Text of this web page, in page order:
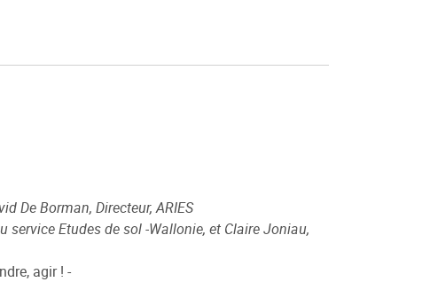
De Borman, Directeur, ARIES
service Etudes de sol -Wallonie, et Claire Joniau,
agir ! -